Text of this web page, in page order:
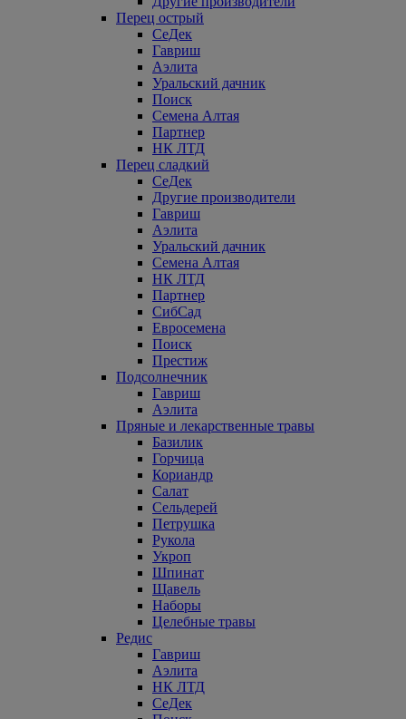
Перец острый
СеДек
Гавриш
Аэлита
Уральский дачник
Поиск
Семена Алтая
Партнер
НК ЛТД
Перец сладкий
СеДек
Другие производители
Гавриш
Аэлита
Уральский дачник
Семена Алтая
НК ЛТД
Партнер
СибСад
Евросемена
Поиск
Престиж
Подсолнечник
Гавриш
Аэлита
Пряные и лекарственные травы
Базилик
Горчица
Кориандр
Салат
Сельдерей
Петрушка
Рукола
Укроп
Шпинат
Щавель
Наборы
Целебные травы
Редис
Гавриш
Аэлита
НК ЛТД
СеДек